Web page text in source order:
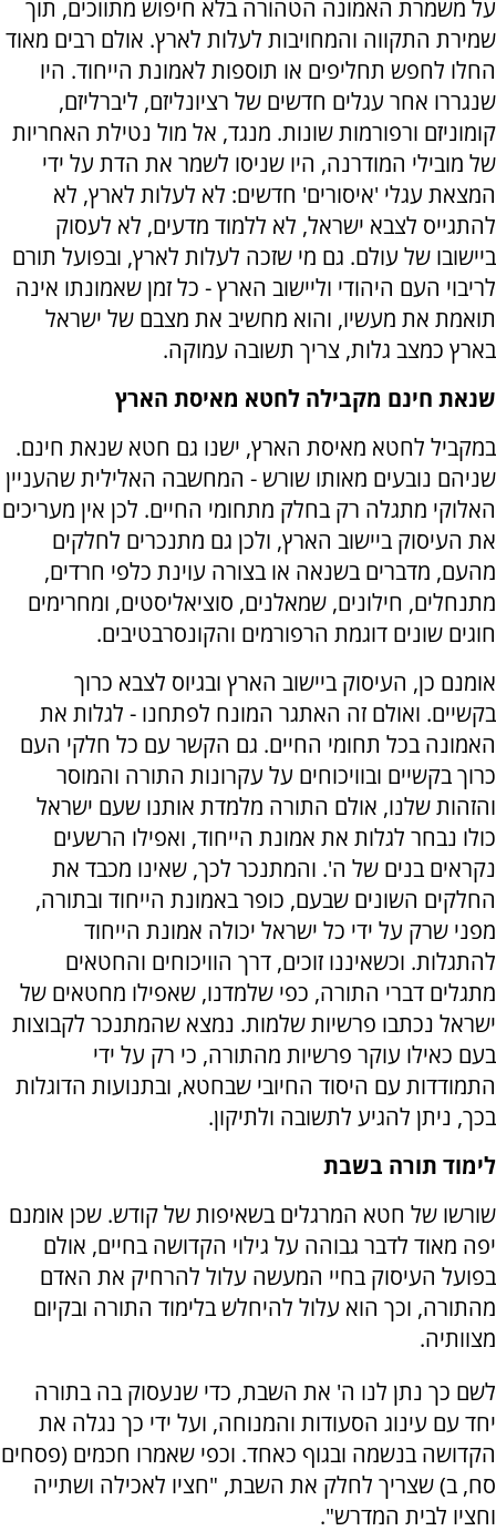
על משמרת האמונה הטהורה בלא חיפוש מתווכים, תוך
שמירת התקווה והמחויבות לעלות לארץ. אולם רבים מאוד
החלו לחפש תחליפים או תוספות לאמונת הייחוד. היו
שנגררו אחר עגלים חדשים של רציונליזם, ליברליזם,
קומוניזם ורפורמות שונות. מנגד, אל מול נטילת האחריות
של מובילי המודרנה, היו שניסו לשמר את הדת על ידי
המצאת עגלי 'איסורים' חדשים: לא לעלות לארץ, לא
להתגייס לצבא ישראל, לא ללמוד מדעים, לא לעסוק
ביישובו של עולם. גם מי שזכה לעלות לארץ, ובפועל תורם
לריבוי העם היהודי וליישוב הארץ - כל זמן שאמונתו אינה
תואמת את מעשיו, והוא מחשיב את מצבם של ישראל
בארץ כמצב גלות, צריך תשובה עמוקה.
שנאת חינם מקבילה לחטא מאיסת הארץ
במקביל לחטא מאיסת הארץ, ישנו גם חטא שנאת חינם.
שניהם נובעים מאותו שורש - המחשבה האלילית שהעניין
האלוקי מתגלה רק בחלק מתחומי החיים. לכן אין מעריכים
את העיסוק ביישוב הארץ, ולכן גם מתנכרים לחלקים
מהעם, מדברים בשנאה או בצורה עוינת כלפי חרדים,
מתנחלים, חילונים, שמאלנים, סוציאליסטים, ומחרימים
חוגים שונים דוגמת הרפורמים והקונסרבטיבים.
אומנם כן, העיסוק ביישוב הארץ ובגיוס לצבא כרוך
בקשיים. ואולם זה האתגר המונח לפתחנו - לגלות את
האמונה בכל תחומי החיים. גם הקשר עם כל חלקי העם
כרוך בקשיים ובוויכוחים על עקרונות התורה והמוסר
והזהות שלנו, אולם התורה מלמדת אותנו שעם ישראל
כולו נבחר לגלות את אמונת הייחוד, ואפילו הרשעים
נקראים בנים של ה'. והמתנכר לכך, שאינו מכבד את
החלקים השונים שבעם, כופר באמונת הייחוד ובתורה,
מפני שרק על ידי כל ישראל יכולה אמונת הייחוד
להתגלות. וכשאיננו זוכים, דרך הוויכוחים והחטאים
מתגלים דברי התורה, כפי שלמדנו, שאפילו מחטאים של
ישראל נכתבו פרשיות שלמות. נמצא שהמתנכר לקבוצות
בעם כאילו עוקר פרשיות מהתורה, כי רק על ידי
התמודדות עם היסוד החיובי שבחטא, ובתנועות הדוגלות
בכך, ניתן להגיע לתשובה ולתיקון.
לימוד תורה בשבת
שורשו של חטא המרגלים בשאיפות של קודש. שכן אומנם
יפה מאוד לדבר גבוהה על גילוי הקדושה בחיים, אולם
בפועל העיסוק בחיי המעשה עלול להרחיק את האדם
מהתורה, וכך הוא עלול להיחלש בלימוד התורה ובקיום
מצוותיה.
לשם כך נתן לנו ה' את השבת, כדי שנעסוק בה בתורה
יחד עם עינוג הסעודות והמנוחה, ועל ידי כך נגלה את
הקדושה בנשמה ובגוף כאחד. וכפי שאמרו חכמים (פסחים
סח, ב) שצריך לחלק את השבת, "חציו לאכילה ושתייה
וחציו לבית המדרש".